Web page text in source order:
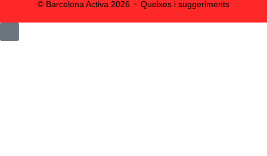
© Barcelona Activa 2026 Queixes i suggeriments